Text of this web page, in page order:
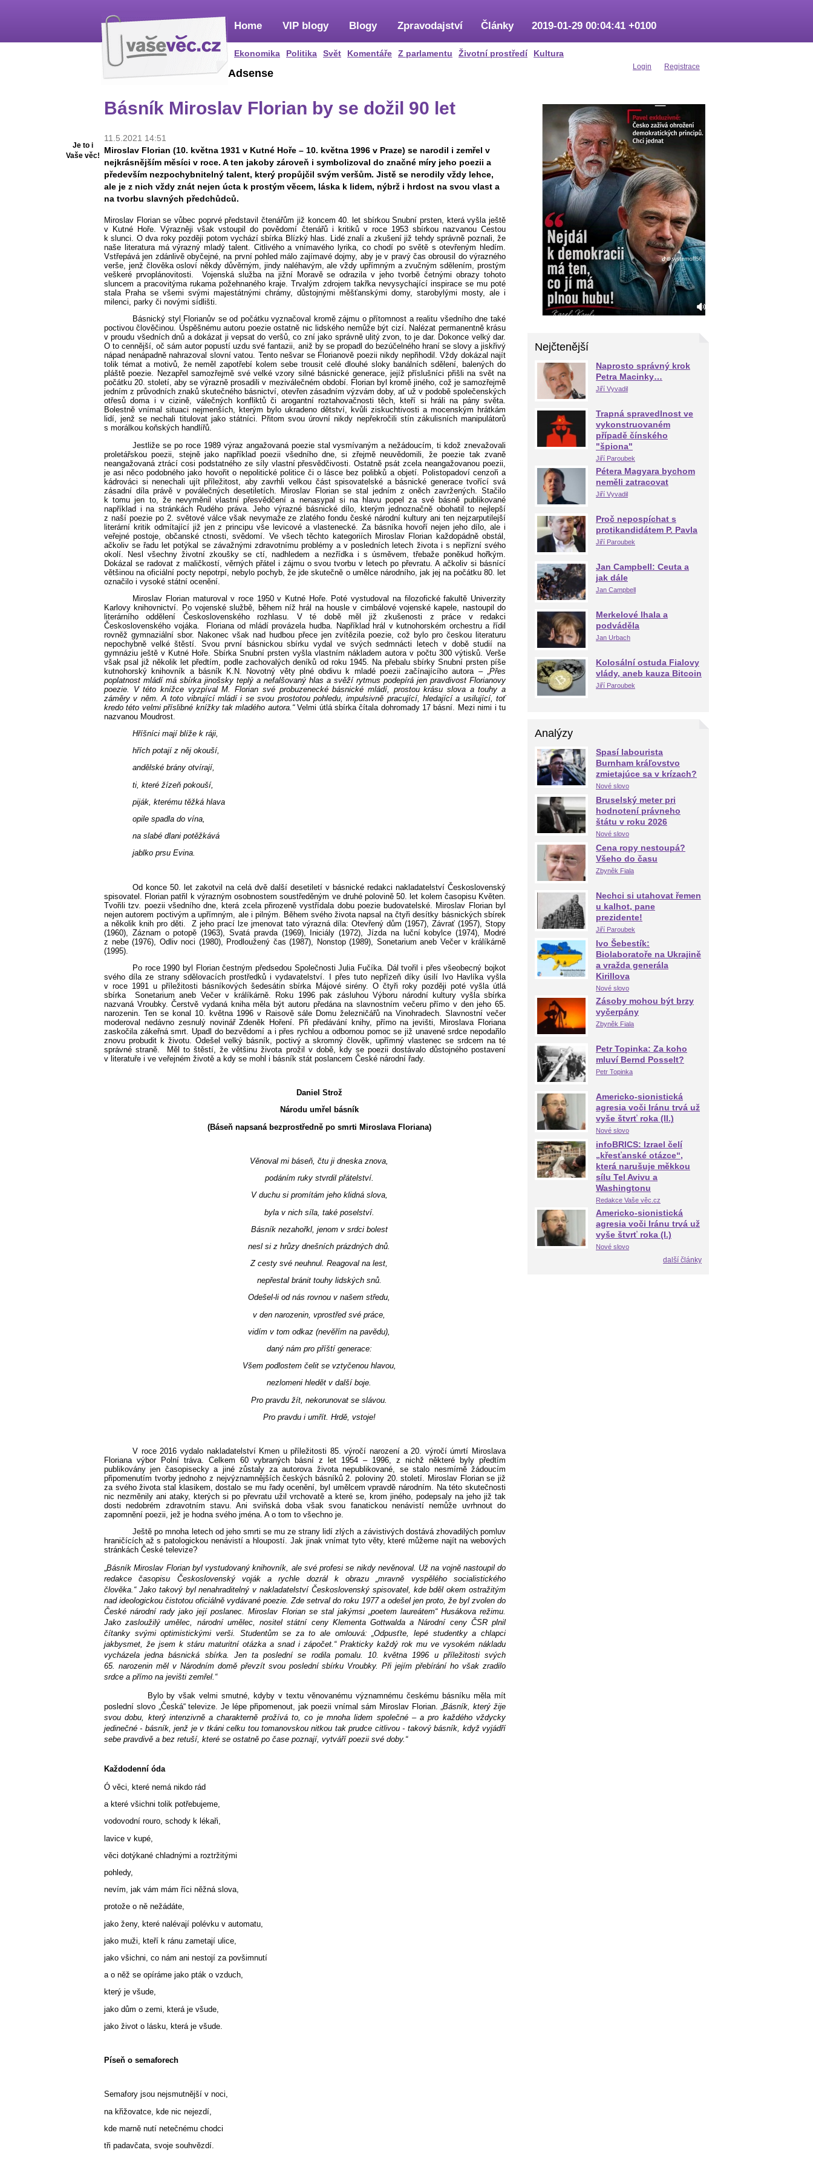
Home
Ekonomika Politika Svět Komentáře Z parlamentu Životní prostředí Kultura
VIP blogy Blogy Zpravodajství Články 2019-01-29 00:04:41 +0100
Login Registrace
Je to i
Vaše věc!
Adsense
Básník Miroslav Florian by se dožil 90 let
11.5.2021 14:51
Miroslav Florian (10. května 1931 v Kutné Hoře – 10. května 1996 v Praze) se narodil i zemřel v
nejkrásnějším měsíci v roce. A ten jakoby zároveň i symbolizoval do značné míry jeho poezii a
především nezpochybnitelný talent, který propůjčil svým veršům. Jistě se nerodily vždy lehce,
ale je z nich vždy znát nejen úcta k prostým věcem, láska k lidem, nýbrž i hrdost na svou vlast a
na tvorbu slavných předchůdců.
Miroslav Florian se vůbec poprvé představil čtenářům již koncem 40. let sbírkou Snubní prsten, která vyšla ještě
v Kutné Hoře. Výrazněji však vstoupil do povědomí čtenářů i kritiků v roce 1953 sbírkou nazvanou Cestou
k slunci. O dva roky později potom vychází sbírka Blízký hlas. Lidé znalí a zkušení již tehdy správně poznali, že
naše literatura má výrazný mladý talent. Citlivého a vnímavého lyrika, co chodí po světě s otevřeným hledím.
Vstřepává jen zdánlivě obyčejné, na první pohled málo zajímavé dojmy, aby je v pravý čas obrousil do výrazného
verše, jenž člověka osloví někdy důvěrným, jindy naléhavým, ale vždy upřímným a zvučným sdělením, prostým
veškeré prvoplánovitosti.
Vojenská služba na jižní Moravě se odrazila v jeho tvorbě četnými obrazy tohoto
sluncem a pracovitýma rukama požehnaného kraje. Trvalým zdrojem takřka nevysychající inspirace se mu poté
stala Praha se všemi svými majestátnými chrámy, důstojnými měšťanskými domy, starobylými mosty, ale i
milenci, parky či novými sídlišti.
Básnický styl Florianův se od počátku vyznačoval kromě zájmu o přítomnost a realitu všedního dne také
poctivou člověčinou. Úspěšnému autoru poezie ostatně nic lidského nemůže být cizí. Nalézat permanentně krásu
v proudu všedních dnů a dokázat ji vepsat do veršů, co zní jako správně ulitý zvon, to je dar. Dokonce velký dar.
O to cennější, oč sám autor popustí uzdu své fantazii, aniž by se propadl do bezúčelného hraní se slovy a jiskřivý
nápad nenápadně nahrazoval slovní vatou. Tento nešvar se Florianově poezii nikdy nepřihodil. Vždy dokázal najít
tolik témat a motivů, že neměl zapotřebí kolem sebe trousit celé dlouhé sloky banálních sdělení, balených do
pláště poezie. Nezapřel samozřejmě své velké vzory silné básnické generace, jejíž příslušníci přišli na svět na
počátku 20. století, aby se výrazně prosadili v meziválečném období. Florian byl kromě jiného, což je samozřejmě
jedním z průvodních znaků skutečného básnictví, otevřen zásadním výzvám doby, ať už v podobě společenských
otřesů doma i v cizině, válečných konfliktů či arogantní roztahovačnosti těch, kteří si hráli na pány světa.
Bolestně vnímal situaci nejmenších, kterým bylo ukradeno dětství, kvůli ziskuchtivosti a mocenským hrátkám
lidí, jenž se nechali titulovat jako státníci. Přitom svou úrovní nikdy nepřekročili stín zákulisních manipulátorů
s morálkou koňských handlířů.
Jestliže se po roce 1989 výraz angažovaná poezie stal vysmívaným a nežádoucím, ti kdož znevažovali
proletářskou poezii, stejně jako například poezii všedního dne, si zřejmě neuvědomili, že poezie tak zvaně
neangažovaná ztrácí cosi podstatného ze síly vlastní přesvědčivosti. Ostatně psát zcela neangažovanou poezii,
je asi něco podobného jako hovořit o nepolitické politice či o lásce bez polibků a objetí. Polistopadoví cenzoři a
kádrováci si nenechali ujít příležitost, aby zavrhli velkou část spisovatelské a básnické generace tvořící svá
zásadní díla právě v poválečných desetiletích. Miroslav Florian se stal jedním z oněch zavržených. Stačilo
k tomu jen to, že nevyměnil vlastní přesvědčení a nenasypal si na hlavu popel za své básně publikované
například i na stránkách Rudého práva. Jeho výrazné básnické dílo, kterým jednoznačně obohatil to nejlepší
z naší poezie po 2. světové válce však nevymaže ze zlatého fondu české národní kultury ani ten nejzarputilejší
literární kritik odmítající již jen z principu vše levicové a vlastenecké. Za básníka hovoří nejen jeho dílo, ale i
veřejné postoje, občanské ctnosti, svědomí. Ve všech těchto kategoriích Miroslav Florian každopádně obstál,
ačkoliv se řadu let potýkal se závažnými zdravotnímu problémy a v posledních letech života i s nepřízní svého
okolí. Nesl všechny životní zkoušky se ctí, nadhledem a nezřídka i s úsměvem, třebaže poněkud hořkým.
Dokázal se radovat z maličkostí, věrných přátel i zájmu o svou tvorbu v letech po převratu. A ačkoliv si básnící
většinou na oficiální pocty nepotrpí, nebylo pochyb, že jde skutečně o umělce národního, jak jej na počátku 80. let
označilo i vysoké státní ocenění.
Miroslav Florian maturoval v roce 1950 v Kutné Hoře. Poté vystudoval na filozofické fakultě Univerzity
Karlovy knihovnictví. Po vojenské službě, během níž hrál na housle v cimbálové vojenské kapele, nastoupil do
literárního oddělení Československého rozhlasu. V té době měl již zkušenosti z práce v redakci
Československého vojáka.
Floriana od mládí provázela hudba. Například hrál v kutnohorském orchestru a řídil
rovněž gymnaziální sbor. Nakonec však nad hudbou přece jen zvítězila poezie, což bylo pro českou literaturu
nepochybně velké štěstí. Svou první básnickou sbírku vydal ve svých sedmnácti letech v době studií na
gymnáziu ještě v Kutné Hoře. Sbírka Snubní prsten vyšla vlastním nákladem autora v počtu 300 výtisků. Verše
však psal již několik let předtím, podle zachovalých deníků od roku 1945. Na přebalu sbírky Snubní prsten píše
kutnohorský knihovník a básník K.N. Novotný věty plné obdivu k mladé poezii začínajícího autora – „ Přes
poplatnost mládí má sbírka jinošsky teplý a nefalšovaný hlas a svěží rytmus podepírá jen pravdivost Florianovy
poezie. V této knížce vyzpíval M. Florian své probuzenecké básnické mládí, prostou krásu slova a touhy a
záměry v něm. A toto vibrující mládí i se svou prostotou pohledu, impulsivně pracující, hledající a usilující, toť
kredo této velmi příslibné knížky tak mladého autora.“Velmi útlá sbírka čítala dohromady 17 básní. Mezi nimi i tu
nazvanou Moudrost.
Hříšníci mají blíže k ráji,
hřích potají z něj okouší,
andělské brány otvírají,
ti, které žízeň pokouší,
piják, kterému těžká hlava
opile spadla do vína,
na slabé dlani potěžkává
jablko prsu Evina.
Od konce 50. let zakotvil na celá dvě další desetiletí v básnické redakci nakladatelství Československý
spisovatel. Florian patřil k výrazným osobnostem soustředěným ve druhé polovině 50. let kolem časopisu Květen.
Tvořili tzv. poezii všedního dne, která zcela přirozeně vystřídala dobu poezie budovatelské. Miroslav Florian byl
nejen autorem poctivým a upřímným, ale i pilným. Během svého života napsal na čtyři desítky básnických sbírek
a několik knih pro děti.
Z jeho prací lze jmenovat tato výrazná díla: Otevřený dům (1957), Závrať (1957), Stopy
(1960), Záznam o potopě (1963), Svatá pravda (1969), Iniciály (1972), Jízda na luční kobylce (1974), Modré
z nebe (1976), Odliv noci (1980), Prodloužený čas (1987), Nonstop (1989), Sonetarium aneb Večer v králíkárně
(1995).
Po roce 1990 byl Florian čestným předsedou Společnosti Julia Fučíka. Dál tvořil i přes všeobecný bojkot
svého díla ze strany sdělovacích prostředků i vydavatelství. I přes tuto nepřízeň díky úsilí Ivo Havlíka vyšla
v roce 1991 u příležitosti básníkových šedesátin sbírka Májové sirény. O čtyři roky později poté vyšla útlá
sbírka
Sonetarium aneb Večer v králíkárně. Roku 1996 pak zásluhou Výboru národní kultury vyšla sbírka
nazvaná Vroubky. Čerstvě vydaná kniha měla být autoru předána na slavnostním večeru přímo v den jeho 65.
narozenin. Ten se konal 10. května 1996 v Raisově sále Domu železničářů na Vinohradech. Slavnostní večer
moderoval nedávno zesnulý novinář Zdeněk Hoření. Při předávání knihy, přímo na jevišti, Miroslava Floriana
zaskočila zákeřná smrt. Upadl do bezvědomí a i přes rychlou a odbornou pomoc se již unavené srdce nepodařilo
znovu probudit k životu. Odešel velký básník, poctivý a skromný člověk, upřímný vlastenec se srdcem na té
správné straně.
Měl to štěstí, že většinu života prožil v době, kdy se poezii dostávalo důstojného postavení
v literatuře i ve veřejném životě a kdy se mohl i básník stát poslancem České národní řady.
Daniel Strož
Národu umřel básník
(Báseň napsaná bezprostředně po smrti Miroslava Floriana)
Věnoval mi báseň, čtu ji dneska znova,
podáním ruky stvrdil přátelství.
V duchu si promítám jeho klidná slova,
byla v nich síla, také poselství.
Básník nezahořkl, jenom v srdci bolest
nesl si z hrůzy dnešních prázdných dnů.
Z cesty své neuhnul. Reagoval na lest,
nepřestal bránit touhy lidských snů.
Odešel-li od nás rovnou v našem středu,
v den narozenin, vprostřed své práce,
vidím v tom odkaz (nevěřím na pavědu),
daný nám pro příští generace:
Všem podlostem čelit se vztyčenou hlavou,
nezlomeni hledět v další boje.
Pro pravdu žít, nekorunovat se slávou.
Pro pravdu i umřít. Hrdě, vstoje!
V roce 2016 vydalo nakladatelství Kmen u příležitosti 85. výročí narození a 20. výročí úmrtí Miroslava
Floriana výbor Polní tráva. Celkem 60 vybraných básní z let 1954 – 1996, z nichž některé byly předtím
publikovány jen časopisecky a jiné zůstaly za autorova života nepublikované, se stalo nesmírně žádoucím
připomenutím tvorby jednoho z nejvýznamnějších českých básníků 2. poloviny 20. století. Miroslav Florian se již
za svého života stal klasikem, dostalo se mu řady ocenění, byl umělcem vpravdě národním. Na této skutečnosti
nic nezměnily ani ataky, kterých si po převratu užil vrchovatě a které se, krom jiného, podepsaly na jeho již tak
dosti nedobrém zdravotním stavu. Ani sviňská doba však svou fanatickou nenávistí nemůže uvrhnout do
zapomnění poezii, jež je hodna svého jména. A o tom to všechno je.
Ještě po mnoha letech od jeho smrti se mu ze strany lidí zlých a závistivých dostává zhovadilých pomluv
hraničících až s patologickou nenávistí a hloupostí. Jak jinak vnímat tyto věty, které můžeme najít na webových
stránkách České televize?
Básník Miroslav Florian byl vystudovaný knihovník, ale své profesi se nikdy nevěnoval. Už na vojně nastoupil do
redakce časopisu Československý voják a rychle dozrál k obrazu „mravně vyspělého socialistického
člověka.“ Jako takový byl nenahraditelný v nakladatelství Československý spisovatel, kde bděl okem ostražitým
nad ideologickou čistotou oficiálně vydávané poezie. Zde setrval do roku 1977 a odešel jen proto, že byl zvolen do
České národní rady jako její poslanec. Miroslav Florian se stal jakýmsi „poetem laureátem“ Husákova režimu.
Jako zasloužilý umělec, národní umělec, nositel státní ceny Klementa Gottwalda a Národní ceny ČSR plnil
čítanky svými optimistickými verši. Studentům se za to ale omlouvá: „Odpusťte, lepé studentky a chlapci
jakbysmet, že jsem k stáru maturitní otázka a snad i zápočet.“ Prakticky každý rok mu ve vysokém nákladu
vycházela jedna básnická sbírka. Jen ta poslední se rodila pomalu. 10. května 1996 u příležitosti svých
65. narozenin měl v Národním domě převzít svou poslední sbírku Vroubky. Při jejím přebírání ho však zradilo
srdce a přímo na jevišti zemřel.“
Bylo by však velmi smutné, kdyby v textu věnovanému významnému českému básníku měla mít
poslední slovo „Česká“ televize. Je lépe připomenout, jak poezii vnímal sám Miroslav Florian. „Básník, který žije
svou dobu, který intenzivně a charakterně prožívá to, co je mnoha lidem společné – a pro každého vždycky
jedinečné - básník, jenž je v tkáni celku tou tomanovskou nitkou tak prudce citlivou - takový básník, když vyjádří
sebe pravdivě a bez retuší, které se ostatně po čase poznají, vytváří poezii své doby.“
Každodenní óda
Ó věci, které nemá nikdo rád
a které všichni tolik potřebujeme,
vodovodní rouro, schody k lékaři,
lavice v kupé,
věci dotýkané chladnými a roztržitými
pohledy,
nevím, jak vám mám říci něžná slova,
protože o ně nežádáte,
jako ženy, které nalévají polévku v automatu,
jako muži, kteří k ránu zametají ulice,
jako všichni, co nám ani nestojí za povšimnutí
a o něž se opíráme jako pták o vzduch,
který je všude,
jako dům o zemi, která je všude,
jako život o lásku, která je všude.
Píseň o semaforech
Semafory jsou nejsmutnější v noci,
na křižovatce, kde nic nejezdí,
kde marně nutí netečnému chodci
tři padavčata, svoje souhvězdí.
Nejčtenější
Naprosto správný krok
Petra Macinky…
Jiří Vyvadil
Trapná spravedlnost ve
vykonstruovaném
případě čínského
"špiona"
Jiří Paroubek
Pétera Magyara bychom
neměli zatracovat
Jiří Vyvadil
Proč nepospíchat s
protikandidátem P. Pavla
Jiří Paroubek
Jan Campbell: Ceuta a
jak dále
Jan Campbell
Merkelové lhala a
podváděla
Jan Urbach
Kolosální ostuda Fialovy
vlády, aneb kauza Bitcoin
Jiří Paroubek
Analýzy
Spasí labourista
Burnham kráľovstvo
zmietajúce sa v krízach?
Nové slovo
Bruselský meter pri
hodnotení právneho
štátu v roku 2026
Nové slovo
Cena ropy nestoupá?
Všeho do času
Zbyněk Fiala
Nechci si utahovat řemen
u kalhot, pane
prezidente!
Jiří Paroubek
Ivo Šebestík:
Biolaboratoře na Ukrajině
a vražda generála
Kirillova
Nové slovo
Zásoby mohou být brzy
vyčerpány
Zbyněk Fiala
Petr Topinka: Za koho
mluví Bernd Posselt?
Petr Topinka
Americko-sionistická
agresia voči Iránu trvá už
vyše štvrť roka (II.)
Nové slovo
infoBRICS: Izrael čelí
„křesťanské otázce“,
která narušuje měkkou
sílu Tel Avivu a
Washingtonu
Redakce Vaše věc.cz
Americko-sionistická
agresia voči Iránu trvá už
vyše štvrť roka (I.)
Nové slovo
další články